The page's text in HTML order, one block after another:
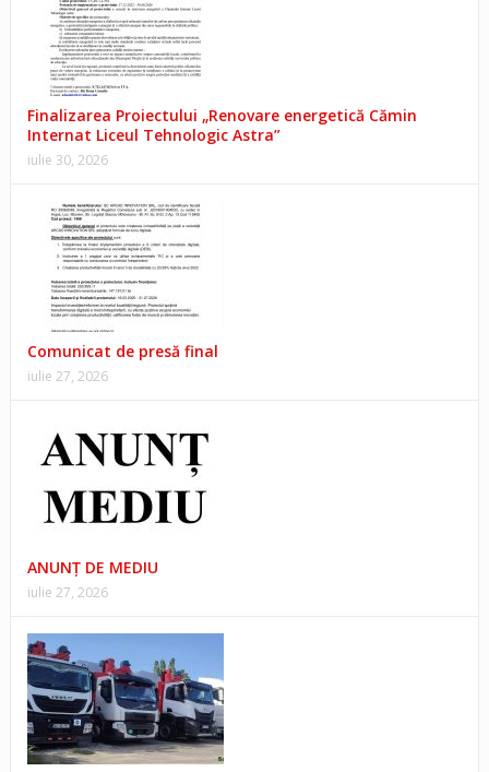
Finalizarea Proiectului „Renovare energetică Cămin
Internat Liceul Tehnologic Astra”
iulie 30, 2026
Comunicat de presă final
iulie 27, 2026
ANUNŢ DE MEDIU
iulie 27, 2026